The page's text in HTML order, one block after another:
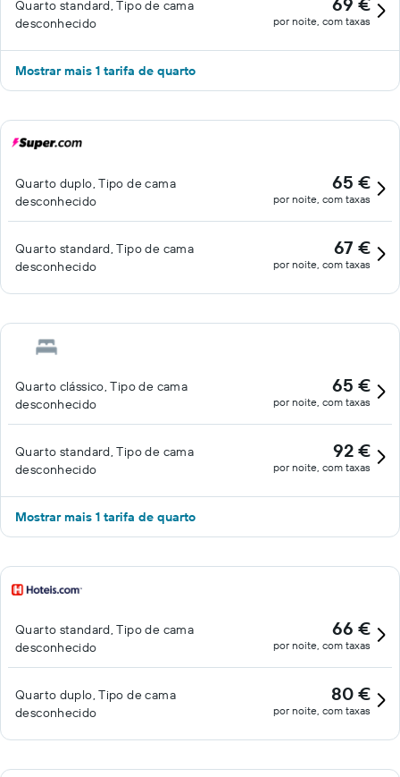
Quarto standard, Tipo de cama
desconhecido
por noite, com taxas
Mostrar mais 1 tarifa de quarto
Quarto duplo, Tipo de cama
desconhecido
65 €
por noite, com taxas
Quarto standard, Tipo de cama
desconhecido
67 €
por noite, com taxas
Quarto clássico, Tipo de cama
desconhecido
65 €
por noite, com taxas
Quarto standard, Tipo de cama
desconhecido
92 €
por noite, com taxas
Mostrar mais 1 tarifa de quarto
Quarto standard, Tipo de cama
desconhecido
66 €
por noite, com taxas
Quarto duplo, Tipo de cama
desconhecido
80 €
por noite, com taxas